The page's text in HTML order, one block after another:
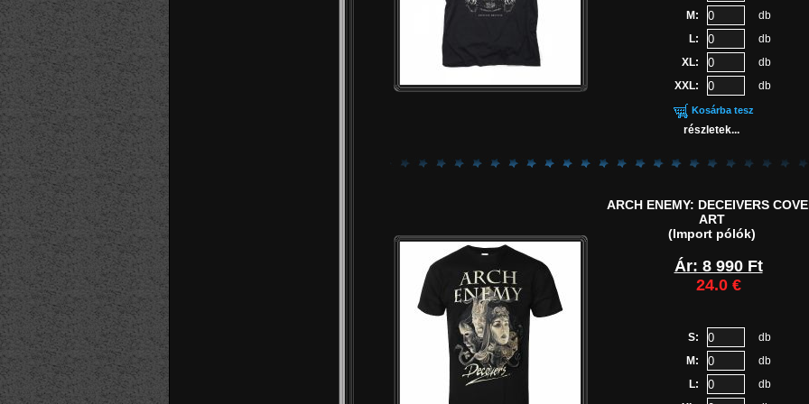
M:
db
L:
db
XL:
db
XXL:
db
Kosárba tesz
részletek...
ARCH ENEMY: DECEIVERS
ART
(Import pólók)
Ár: 8 990 Ft
24.0 €
S:
db
M:
db
L:
db